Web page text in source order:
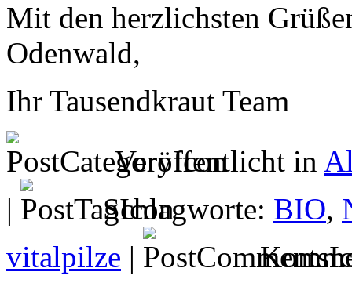
Mit den herzlichsten
Odenwald,
Ihr Tausendkraut Team
Veröffentlicht in
|
Schlagworte: BIO,
vitalpilze |